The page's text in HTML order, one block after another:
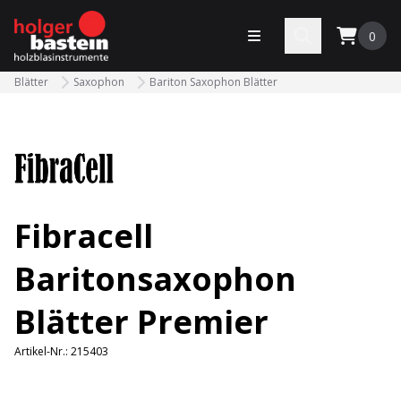
bastein
Menü öffnen 0
Blätter Saxophon Bariton Saxophon Blätter
Fibracell
Baritonsaxophon
Blätter Premier
Artikel-Nr.: 215403